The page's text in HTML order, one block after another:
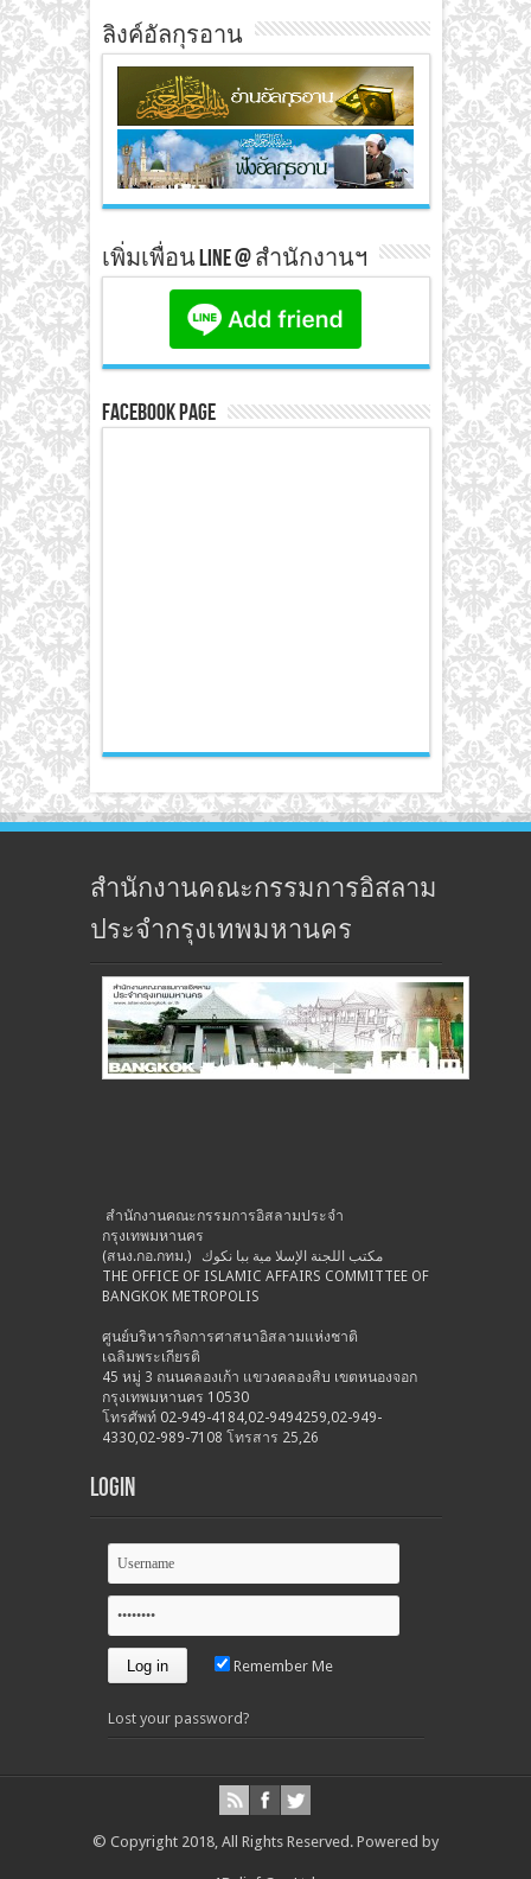
ลิงค์อัลกุรอาน
เพิ่มเพื่อน line @ สำนักงานฯ
Facebook Page
สำนักงานคณะกรรมการอิสลาม
ประจำกรุงเทพมหานคร
สำนักงานคณะกรรมการอิสลามประจำ
กรุงเทพมหานคร
(สนง.กอ.กทม.) مكتب اللجنة الإسلا مية ببا نكوك
THE OFFICE OF ISLAMIC AFFAIRS COMMITTEE OF
BANGKOK METROPOLIS
ศูนย์บริหารกิจการศาสนาอิสลามแห่งชาติ
เฉลิมพระเกียรติ
45 หมู่ 3 ถนนคลองเก้า แขวงคลองสิบ เขตหนองจอก
กรุงเทพมหานคร 10530
โทรศัพท์ 02-949-4184,02-9494259,02-949-
4330,02-989-7108 โทรสาร 25,26
Login
Remember Me
Lost your password?
© Copyright 2018, All Rights Reserved. Powered by